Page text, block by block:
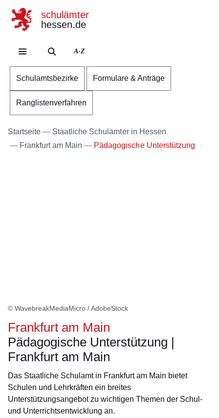
schulämter
hessen.de
A-Z
Schulamtsbezirke Formulare & Anträge
Ranglistenverfahren
Startseite
Staatliche Schulämter in Hessen
Frankfurt am Main
Pädagogische Unterstützung
© WavebreakMediaMicro / AdobeStock
Frankfurt am Main
Pädagogische Unterstützung |
Frankfurt am Main
Das Staatliche Schulamt in Frankfurt am Main bietet
Schulen und Lehrkräften ein breites
Unterstützungsangebot zu wichtigen Themen der Schul-
und Unterrichtsentwicklung an.